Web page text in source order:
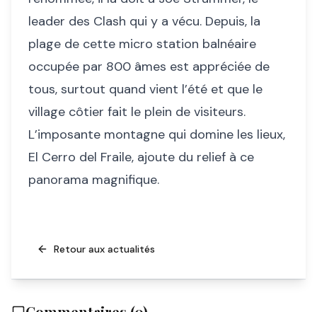
leader des Clash qui y a vécu. Depuis, la
plage de cette micro station balnéaire
occupée par 800 âmes est appréciée de
tous, surtout quand vient l’été et que le
village côtier fait le plein de visiteurs.
L’imposante montagne qui domine les lieux,
El Cerro del Fraile, ajoute du relief à ce
panorama magnifique.
Retour aux actualités